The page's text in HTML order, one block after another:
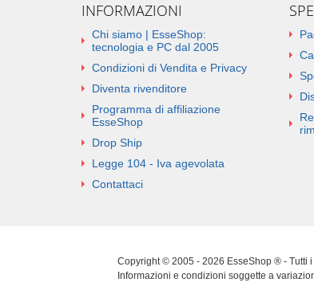
INFORMAZIONI
Chi siamo | EsseShop:
tecnologia e PC dal 2005
Condizioni di Vendita e Privacy
Diventa rivenditore
Programma di affiliazione
EsseShop
Drop Ship
Legge 104 - Iva agevolata
Contattaci
Copyright © 2005 - 2026 EsseShop ® - Tutti
Informazioni e condizioni soggette a